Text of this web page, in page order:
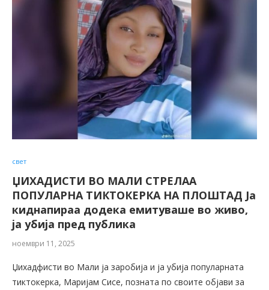
свет
ЏИХАДИСТИ ВО МАЛИ СТРЕЛАА
ПОПУЛАРНА ТИКТОКЕРКА НА ПЛОШТАД Ја
киднапираа додека емитуваше во живо,
ја убија пред публика
ноември 11, 2025
Џихадфисти во Мали ја заробија и ја убија популарната
тиктокерка, Маријам Сисе, позната по своите објави за